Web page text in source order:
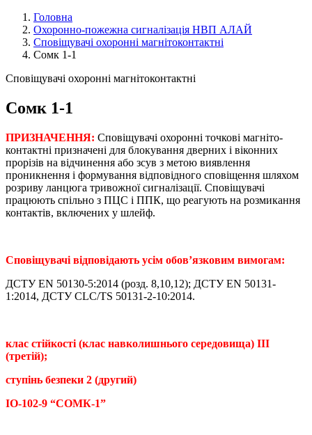
Головна
Охоронно-пожежна сигналізація НВП АЛАЙ
Сповіщувачі охоронні магнітоконтактні
Сомк 1-1
Сповіщувачі охоронні магнітоконтактні
Сомк 1-1
ПРИЗНАЧЕННЯ: Сповіщувачі охоронні точкові магніто-
контактні призначені для блокування дверних і віконних
прорізів на відчинення або зсув з метою виявлення
проникнення і формування відповідного сповіщення шляхом
розриву ланцюга тривожної сигналізації. Сповіщувачі
працюють спільно з ПЦС і ППК, що реагують на розмикання
контактів, включених у шлейф.
Сповіщувачі відповідають усім обов’язковим вимогам:
ДСТУ EN 50130-5:2014 (розд. 8,10,12); ДСТУ EN 50131-
1:2014, ДСТУ CLC/TS 50131-2-10:2014.
клас стійкості (клас навколишнього середовища) III
(третій);
ступінь безпеки 2 (другий)
ІО-102-9 “СОМК-1”